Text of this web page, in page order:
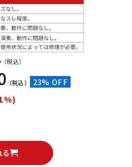
ヴィンテージ
（税込）
（税込） 23% OFF
る